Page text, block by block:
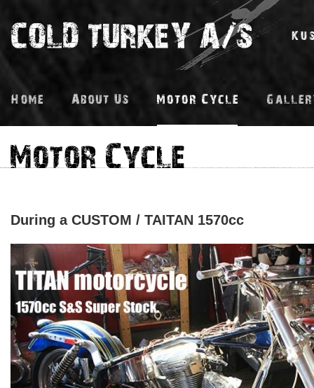
During a CUSTOM / TAITAN 1570cc